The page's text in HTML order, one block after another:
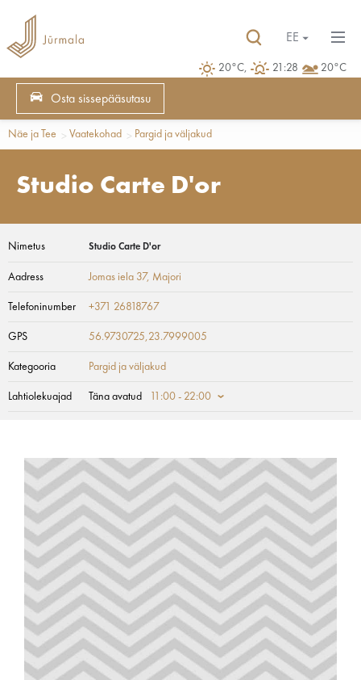
20°C, 21:28 20°C
EE
Osta sissepääsutasu
Näe ja Tee Vaatekohad Pargid ja väljakud
Studio Carte D'or
Nimetus Studio Carte D'or
Aadress Jomas iela 37, Majori
Telefoninumber +371 26818767
GPS 56.9730725,23.7999005
Kategooria Pargid ja väljakud
Lahtiolekuajad Täna avatud 11:00 - 22:00